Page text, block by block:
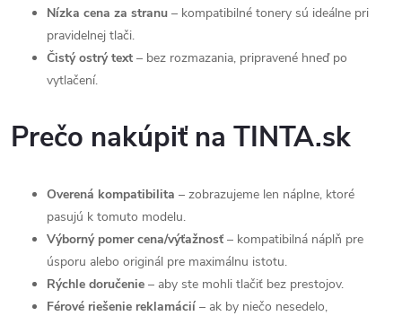
Nízka cena za stranu – kompatibilné tonery sú ideálne pri
pravidelnej tlači.
Čistý ostrý text – bez rozmazania, pripravené hneď po
vytlačení.
Prečo nakúpiť na TINTA.sk
Overená kompatibilita – zobrazujeme len náplne, ktoré
pasujú k tomuto modelu.
Výborný pomer cena/výťažnosť – kompatibilná náplň pre
úsporu alebo originál pre maximálnu istotu.
Rýchle doručenie – aby ste mohli tlačiť bez prestojov.
Férové riešenie reklamácií – ak by niečo nesedelo,